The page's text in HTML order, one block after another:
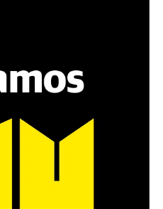
puedan encarnar la
de 41 años.